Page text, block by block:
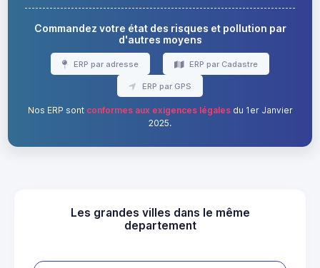
Commandez votre état des risques et pollution par
d'autres moyens
ERP par adresse ERP par Cadastre
ERP par GPS
Nos ERP sont conformes aux exigences légalesdu 1er Janvier
2025.
Les grandes villes dans le même
departement